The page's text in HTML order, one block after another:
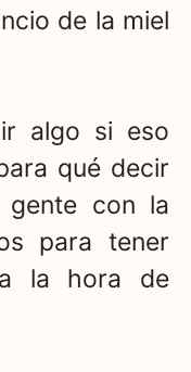
de la miel
algo si eso
qué decir
con la
para tener
la hora de